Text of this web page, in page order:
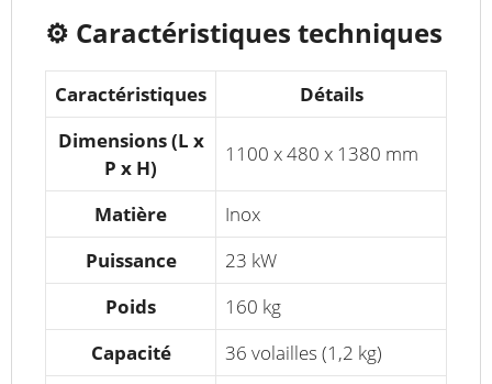
⚙️ Caractéristiques techniques
Caractéristiques
Détails
Dimensions (L x
P x H)
1100 x 480 x 1380 mm
Matière
Inox
Puissance
23 kW
Poids
160 kg
Capacité
36 volailles (1,2 kg)